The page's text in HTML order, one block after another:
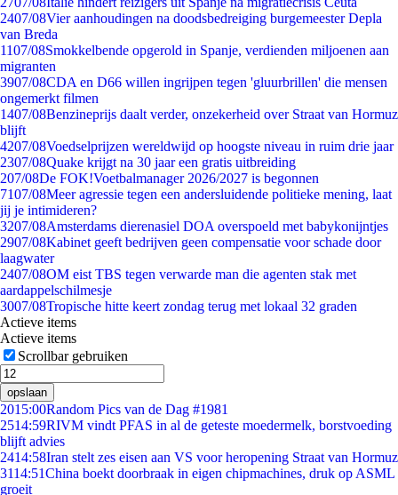
2407/08Vier aanhoudingen na doodsbedreiging burgemeester Depla
van Breda
1107/08Smokkelbende opgerold in Spanje, verdienden miljoenen aan
migranten
3907/08CDA en D66 willen ingrijpen tegen 'gluurbrillen' die mensen
ongemerkt filmen
1407/08Benzineprijs daalt verder, onzekerheid over Straat van Hormuz
blijft
4207/08Voedselprijzen wereldwijd op hoogste niveau in ruim drie jaar
2307/08Quake krijgt na 30 jaar een gratis uitbreiding
207/08De FOK!Voetbalmanager 2026/2027 is begonnen
7107/08Meer agressie tegen een andersluidende politieke mening, laat
jij je intimideren?
3207/08Amsterdams dierenasiel DOA overspoeld met babykonijntjes
2907/08Kabinet geeft bedrijven geen compensatie voor schade door
laagwater
2407/08OM eist TBS tegen verwarde man die agenten stak met
aardappelschilmesje
3007/08Tropische hitte keert zondag terug met lokaal 32 graden
Actieve items
Actieve items
Scrollbar gebruiken
opslaan
2015:00Random Pics van de Dag #1981
2514:59RIVM vindt PFAS in al de geteste moedermelk, borstvoeding
blijft advies
2414:58Iran stelt zes eisen aan VS voor heropening Straat van Hormuz
3114:51China boekt doorbraak in eigen chipmachines, druk op ASML
groeit